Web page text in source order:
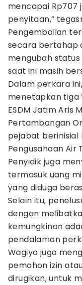
mencapai Rp707
penyitaan,”
Pengembalian
secara bertahap
mengubah
saat ini masih
Dalam perkara
menetapkan tiga
ESDM Jatim Aris
Pertambangan
pejabat berinisial
Pengusahaan Air
Penyidik juga
termasuk uang
yang diduga
Selain itu,
dengan
kemungkinan
pendalaman
Wagiyo juga
pemohon izin
dirugikan, untuk